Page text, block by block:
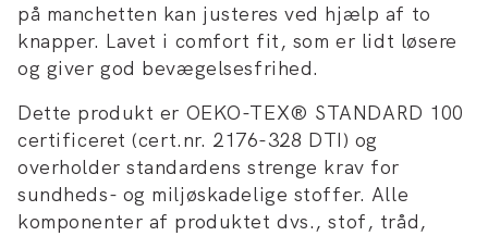
på manchetten kan justeres ved hjælp af to
knapper. Lavet i comfort fit, som er lidt løsere
og giver god bevægelsesfrihed.
Dette produkt er OEKO-TEX® STANDARD 100
certificeret (cert.nr. 2176-328 DTI) og
overholder standardens strenge krav for
sundheds- og miljøskadelige stoffer. Alle
komponenter af produktet dvs., stof, tråd,